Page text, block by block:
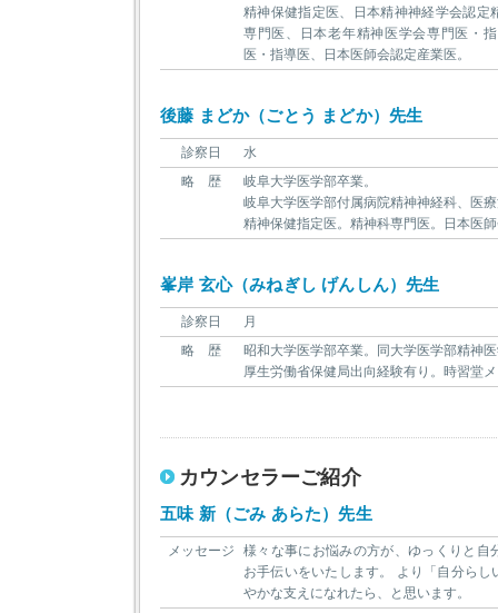
精神保健指定医、日本精神神経学会認定
専門医、日本老年精神医学会専門医・
医・指導医、日本医師会認定産業医。
後藤 まどか（ごとう まどか）先生
診察日
水
略 歴
岐阜大学医学部卒業。
岐阜大学医学部付属病院精神神経科、医
精神保健指定医。精神科専門医。日本医
峯岸 玄心（みねぎし げんしん）先生
診察日
月
略 歴
昭和大学医学部卒業。同大学医学部精神
厚生労働省保健局出向経験有り。時習堂
カウンセラーご紹介
五味 新（ごみ あらた）先生
メッセージ
様々な事にお悩みの方が、ゆっくりと自
お手伝いをいたします。 より「自分ら
やかな支えになれたら、と思います。